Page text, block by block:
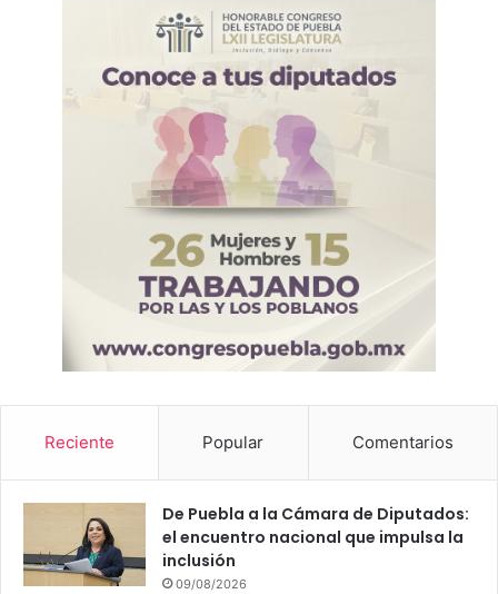
Reciente Popular Comentarios
De Puebla a la Cámara de Diputados:
el encuentro nacional que impulsa la
inclusión
09/08/2026